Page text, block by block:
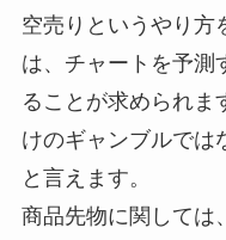
空売りというやり方
は、チャートを予測
ることが求められま
けのギャンブルでは
と言えます。
商品先物に関しては